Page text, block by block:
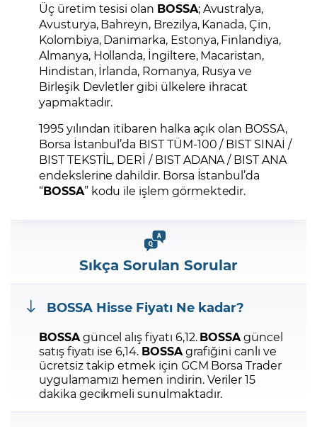
Üç üretim tesisi olan BOSSA; Avustralya,
Avusturya, Bahreyn, Brezilya, Kanada, Çin,
Kolombiya, Danimarka, Estonya, Finlandiya,
Almanya, Hollanda, İngiltere, Macaristan,
Hindistan, İrlanda, Romanya, Rusya ve
Birleşik Devletler gibi ülkelere ihracat
yapmaktadır.
1995 yılından itibaren halka açık olan BOSSA,
Borsa İstanbul’da BIST TÜM-100 / BIST SINAİ /
BIST TEKSTİL, DERİ / BIST ADANA / BIST ANA
endekslerine dahildir. Borsa İstanbul’da
“BOSSA” kodu ile işlem görmektedir.
Sıkça Sorulan Sorular
BOSSA Hisse Fiyatı Ne kadar?
BOSSAgüncel alış fiyatı 6,12.BOSSAgüncel
satış fiyatı ise 6,14. BOSSAgrafiğini canlı ve
ücretsiz takip etmek için GCM Borsa Trader
uygulamamızı hemen indirin.Veriler 15
dakika gecikmeli sunulmaktadır.